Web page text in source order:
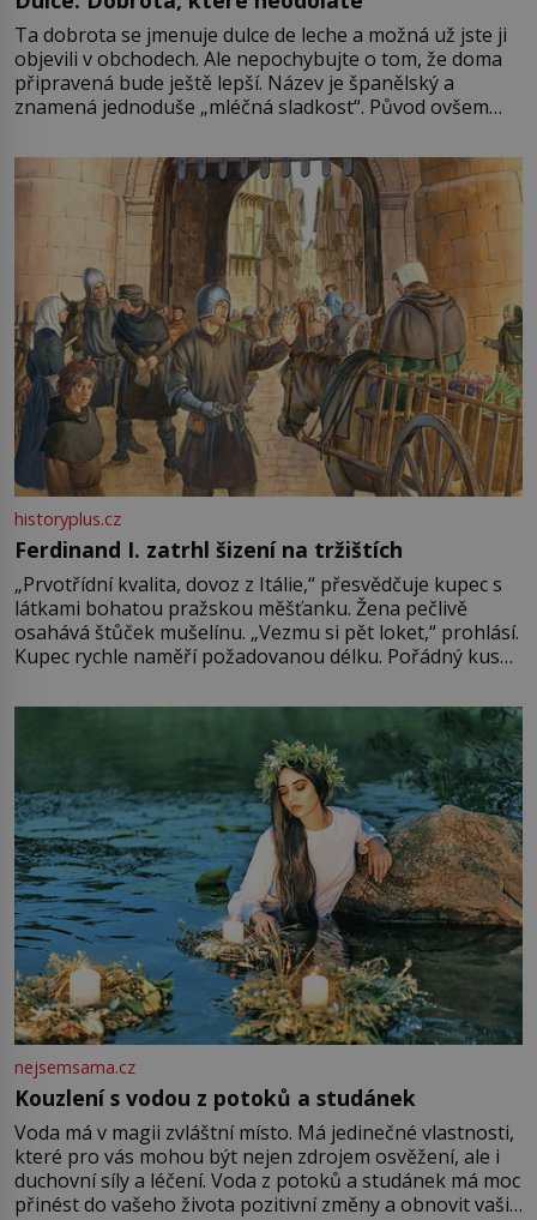
Ta dobrota se jmenuje dulce de leche a možná už jste ji
objevili v obchodech. Ale nepochybujte o tom, že doma
připravená bude ještě lepší. Název je španělský a
znamená jednoduše „mléčná sladkost“. Původ ovšem
pře hned několik latinskoamerických zemí a k tomu
Francie, kde se traduje,
historyplus.cz
Ferdinand I. zatrhl šizení na tržištích
„Prvotřídní kvalita, dovoz z Itálie,“ přesvědčuje kupec s
látkami bohatou pražskou měšťanku. Žena pečlivě
osahává štůček mušelínu. „Vezmu si pět loket,“ prohlásí.
Kupec rychle naměří požadovanou délku. Pořádný kus
milostpaní. Stačí jenom na sukni,“ zhodnotí švadlena
množství růžového mušelínu. „Ošidili vás, podívejte.“
Vezme do ruky dřevěnou
nejsemsama.cz
Kouzlení s vodou z potoků a studánek
Voda má v magii zvláštní místo. Má jedinečné vlastnosti,
které pro vás mohou být nejen zdrojem osvěžení, ale i
duchovní síly a léčení. Voda z potoků a studánek má moc
přinést do vašeho života pozitivní změny a obnovit vaši